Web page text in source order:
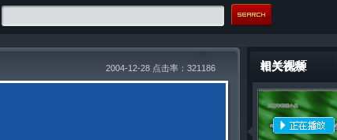
2004-12-28 点击率：321186 相关视频